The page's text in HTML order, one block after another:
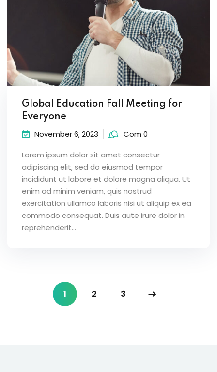
Global Education Fall Meeting for
Everyone
November 6, 2023 Com 0
Lorem ipsum dolor sit amet consectur
adipiscing elit, sed do eiusmod tempor
incididunt ut labore et dolore magna aliqua. Ut
enim ad minim veniam, quis nostrud
exercitation ullamco laboris nisi ut aliquip ex ea
commodo consequat. Duis aute irure dolor in
reprehenderit...
1 2 3